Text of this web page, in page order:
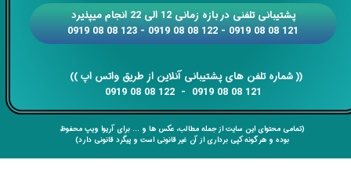
​​​​​​​​​​​​​​(( ​​​​​​​شماره تلفن های پشتیبانی آنلاین از طریق واتس اپ ))
​​​​​​​121 08 08 0919 - 122 08 08 0919
​​پشتیبانی تلفنی در بازه زمانی 12 الی 22 انجام میپذیرد
121 08 08 0919 - 122 08 08 0919 - 123 08 08 0919
(تمامی محتوای این سایت از جمله مطالب، عکس ها و ... برای آریوا ویپ محفوظ
بوده و هر گونه کپی برداری از آن غیر قانونی است و پیگرد قانونی دارد)